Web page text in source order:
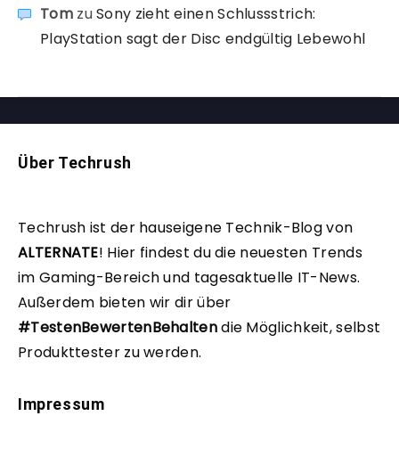
TomzuSony zieht einen Schlussstrich:
PlayStation sagt der Disc endgültig Lebewohl
Über Techrush
Techrush ist der hauseigene Technik-Blog von
ALTERNATE! Hier findest du die neuesten Trends
im Gaming-Bereich und tagesaktuelle IT-News.
Außerdem bieten wir dir über
#TestenBewertenBehaltendie Möglichkeit, selbst
Produkttester zu werden.
Impressum